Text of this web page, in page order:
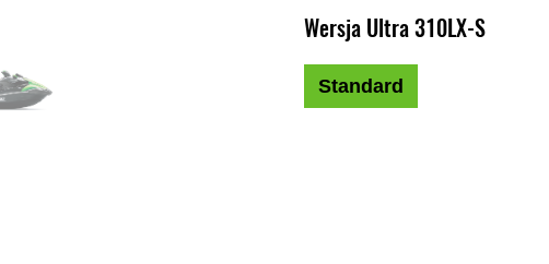
Wersja Ultra 310LX-S
Standard